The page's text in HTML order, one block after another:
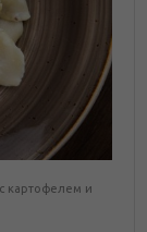
картофелем и